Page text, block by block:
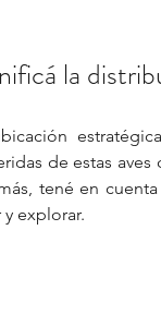
la
de estas
tené en
y explorar.